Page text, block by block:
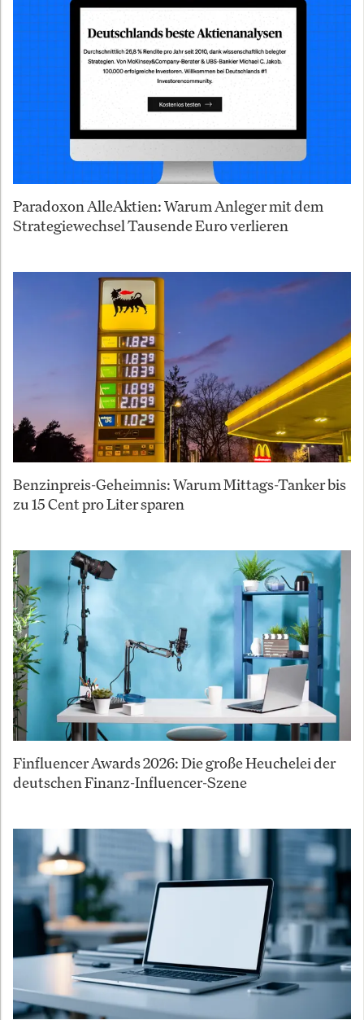
Paradoxon AlleAktien: Warum Anleger mit dem
Strategiewechsel Tausende Euro verlieren
Benzinpreis-Geheimnis: Warum Mittags-Tanker bis
zu 15 Cent pro Liter sparen
Finfluencer Awards 2026: Die große Heuchelei der
deutschen Finanz-Influencer-Szene